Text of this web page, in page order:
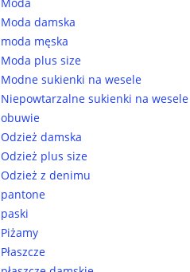
Moda damska
moda męska
Moda plus size
Modne sukienki na wesele
Niepowtarzalne sukienki na wesele
obuwie
Odzież damska
Odzież plus size
Odzież z denimu
pantone
paski
Piżamy
Płaszcze